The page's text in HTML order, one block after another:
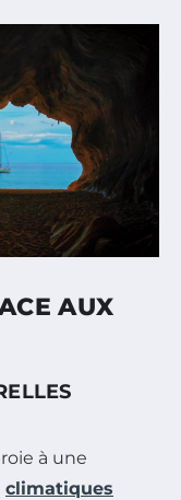
AUX
à une
climatiques